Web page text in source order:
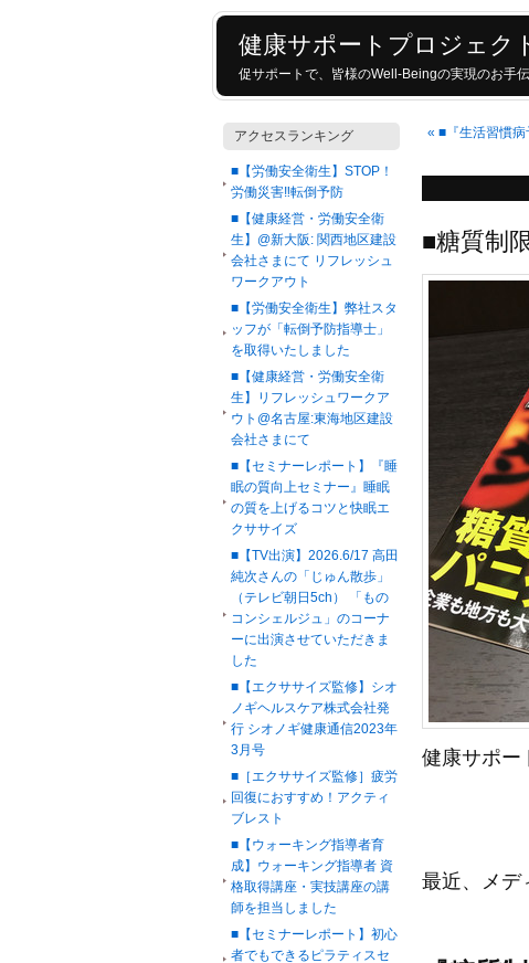
健康サポートプロジェ
促サポートで、皆様のWell-Beingの実現のお手伝
アクセスランキング
■【労働安全衛生】STOP！
労働災害‼転倒予防
■【健康経営・労働安全衛
生】@新大阪: 関西地区建設
会社さまにて リフレッシュ
ワークアウト
■【労働安全衛生】弊社スタ
ッフが「転倒予防指導士」
を取得いたしました
■【健康経営・労働安全衛
生】リフレッシュワークア
ウト@名古屋:東海地区建設
会社さまにて
■【セミナーレポート】『睡
眠の質向上セミナー』睡眠
の質を上げるコツと快眠エ
クササイズ
■【TV出演】2026.6/17 高田
純次さんの「じゅん散歩」
（テレビ朝日5ch） 「もの
コンシェルジュ」のコーナ
ーに出演させていただきま
した
■【エクササイズ監修】シオ
ノギヘルスケア株式会社発
行 シオノギ健康通信2023年
3月号
■［エクササイズ監修］疲労
回復におすすめ！アクティ
ブレスト
■【ウォーキング指導者育
成】ウォーキング指導者 資
格取得講座・実技講座の講
師を担当しました
■【セミナーレポート】初心
者でもできるピラティスセ
« ■『生活習慣病
■糖質制
健康サポー
最近、メデ